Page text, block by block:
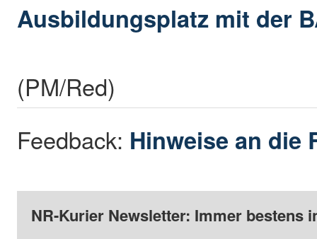
Ausbildungsplatz mit der
(PM/Red)
Feedback: Hinweise an die
NR-Kurier Newsletter: Immer bestens